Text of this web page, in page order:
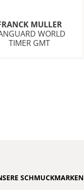
MULLER
WORLD
TIMER GMT
SCHMUCKMARKEN